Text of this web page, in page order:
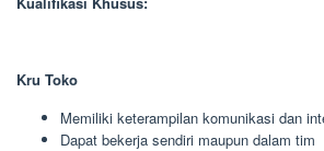
Kru Toko
Memiliki keterampilan komunikasi dan
Dapat bekerja sendiri maupun dalam tim